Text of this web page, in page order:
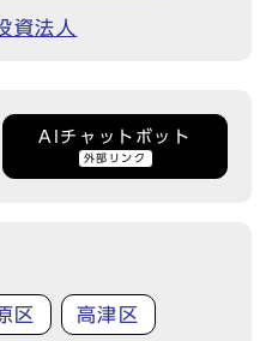
資法人
AIチャットボット
外部リンク
区 高津区